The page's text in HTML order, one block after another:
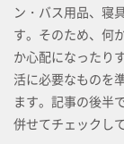
ン・バス用品、寝
す。そのため、何
か心配になったり
活に必要なものを
ます。記事の後半
併せてチェックし